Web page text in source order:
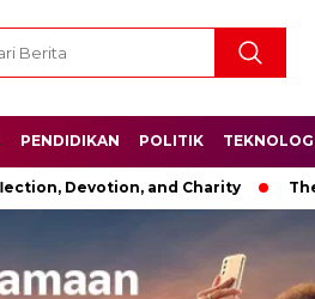
PENDIDIKAN POLITIK
and Charity The Latest